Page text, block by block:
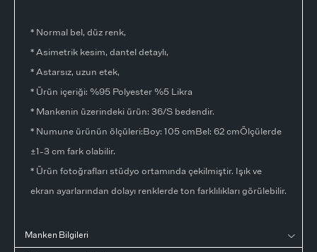
* Normal bel, düz renk,
* Asimetrik kesim, dantel detaylı,
* Astarsız, uzun etek,
* Ürün içeriği: %95 Polyester %5 Likra
* Mankenin üzerindeki ürün: 36/S bedendir.
* Numune ürünün ölçüleri:Boy: 105 cmBel: 62 cmÖlçülerde
±1-3 cm fark olabilir.
* Ürün fotoğrafları stüdyo ortamında çekilmiştir. Işık ve
ekran ayarlarından dolayı renklerde ton farklılıkları görülebilir.
Manken Bilgileri